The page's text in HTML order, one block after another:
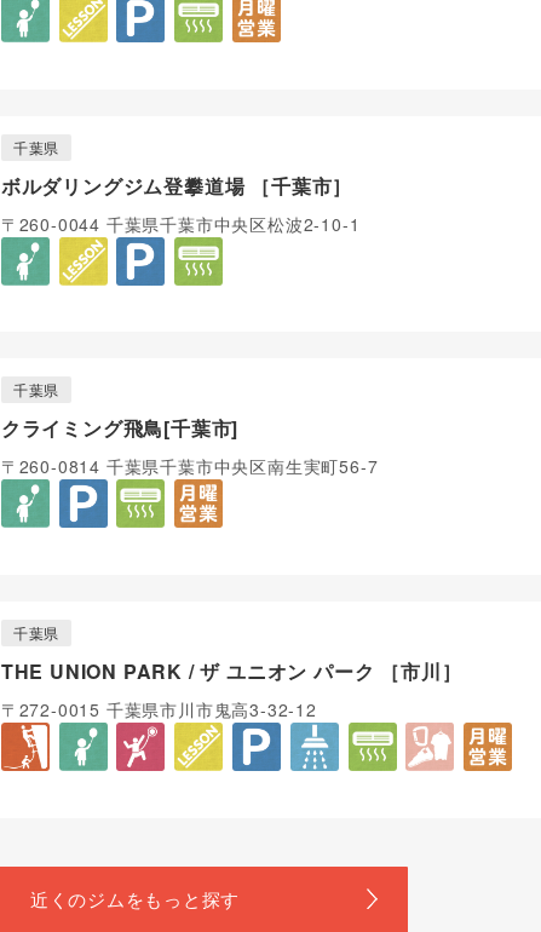
千葉県
ボルダリングジム登攀道場 ［千葉市］
〒260-0044 千葉県千葉市中央区松波2-10-1
千葉県
クライミング飛鳥[千葉市]
〒260-0814 千葉県千葉市中央区南生実町56-7
千葉県
THE UNION PARK / ザ ユニオン パーク ［市川］
〒272-0015 千葉県市川市鬼高3-32-12